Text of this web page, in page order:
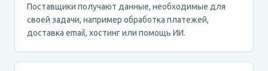
Поставщики получают данные, необходимые для
своей задачи, например обработка платежей,
доставка email, хостинг или помощь ИИ.